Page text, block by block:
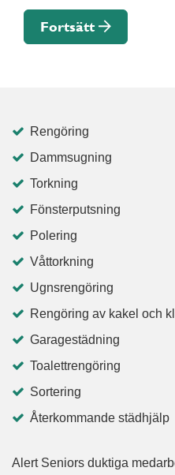
Fortsätt
Rengöring
Dammsugning
Torkning
Fönsterputsning
Polering
Våttorkning
Ugnsrengöring
Rengöring av kakel och
Garagestädning
Toalettrengöring
Sortering
Återkommande städhjälp
Alert Seniors duktiga